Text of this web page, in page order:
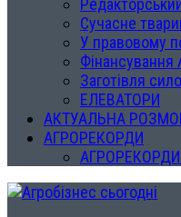
Сучасне
У правовому
Фінансування
Заготівля
ЕЛЕВАТОРИ
АКТУАЛЬНА
АГРОРЕКОРДИ